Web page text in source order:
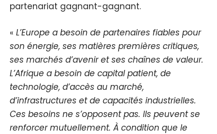
partenariat gagnant-gagnant.
« L’Europe a besoin de partenaires fiables pour
son énergie, ses matières premières critiques,
ses marchés d’avenir et ses chaînes de valeur.
L’Afrique a besoin de capital patient, de
technologie, d’accès au marché,
d’infrastructures et de capacités industrielles.
Ces besoins ne s’opposent pas. Ils peuvent se
renforcer mutuellement. À condition que le